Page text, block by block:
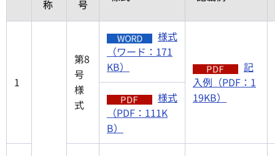
称
号
1
第8
号
様
式
様式
（ワード：171
KB）
記
入例（PDF：1
19KB）
様式
（PDF：111K
B）